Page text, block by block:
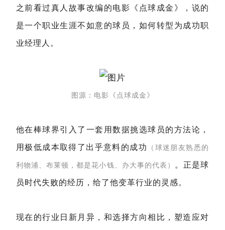
之前看过真人故事改编的电影《点球成金》，说的
是一个职业生涯不如意的球员，如何转型为成功职
业经理人。
图源：电影《点球成金》
他在棒球界引入了一套用数据挑选球员的方法论，
用极低成本取得了出乎意料的成功 （球迷朋友熟悉的
利物浦、布莱顿，都是花小钱、办大事的代表） 。正是球
员时代失败的经历，给了他变革行业的灵感。
现在的行业日新月异，和选择方向相比，塑造应对